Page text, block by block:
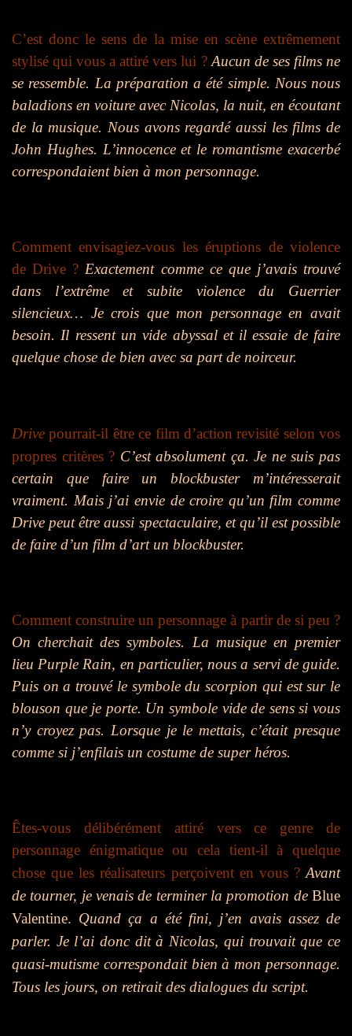
C’est donc le sens de la mise en scène extrêmement
stylisé qui vous a attiré vers lui ?Aucun de ses films ne
se ressemble. La préparation a été simple. Nous nous
baladions en voiture avec Nicolas, la nuit, en écoutant
de la musique. Nous avons regardé aussi les films de
John Hughes. L’innocence et le romantisme exacerbé
correspondaient bien à mon personnage.
Comment envisagiez-vous les éruptions de violence
de Drive ?Exactement comme ce que j’avais trouvé
dans l’extrême et subite violence du Guerrier
silencieux… Je crois que mon personnage en avait
besoin. Il ressent un vide abyssal et il essaie de faire
quelque chose de bien avec sa part de noirceur.
Drive pourrait-il être ce film d’action revisité selon vos
propres critères ? C’est absolument ça. Je ne suis pas
certain que faire un blockbuster m’intéresserait
vraiment. Mais j’ai envie de croire qu’un film comme
Drive peut être aussi spectaculaire, et qu’il est possible
de faire d’un film d’art un blockbuster.
Comment construire un personnage à partir de si peu ?
On cherchait des symboles. La musique en premier
lieu Purple Rain, en particulier, nous a servi de guide.
Puis on a trouvé le symbole du scorpion qui est sur le
blouson que je porte. Un symbole vide de sens si vous
n’y croyez pas. Lorsque je le mettais, c’était presque
comme si j’enfilais un costume de super héros.
Êtes-vous délibérément attiré vers ce genre de
personnage énigmatique ou cela tient-il à quelque
chose que les réalisateurs perçoivent en vous ?Avant
de tourner, je venais de terminer la promotion deBlue
Valentine. Quand ça a été fini, j’en avais assez de
parler. Je l’ai donc dit à Nicolas, qui trouvait que ce
quasi-mutisme correspondait bien à mon personnage.
Tous les jours, on retirait des dialogues du script.